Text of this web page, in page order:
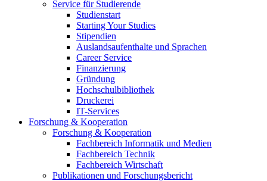
Service für Studierende
Studienstart
Starting Your Studies
Stipendien
Auslandsaufenthalte und Sprachen
Career Service
Finanzierung
Gründung
Hochschulbibliothek
Druckerei
IT-Services
Forschung & Kooperation
Forschung & Kooperation
Fachbereich Informatik und Medien
Fachbereich Technik
Fachbereich Wirtschaft
Publikationen und Forschungsbericht